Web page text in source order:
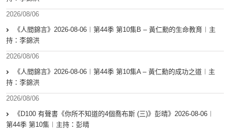
2026/08/06
《人間錦言》2026-08-06︱第44季 第10集B – 黃仁勳的生命教育︱主
持：李錦洪
2026/08/06
《人間錦言》2026-08-06︱第44季 第10集A – 黃仁勳的成功之道︱主
持：李錦洪
2026/08/06
《D100 有聲書《你所不知道的4個喬布斯 (三)》彭晴》2026-08-06︱
第44季 第10集︱主持：彭晴